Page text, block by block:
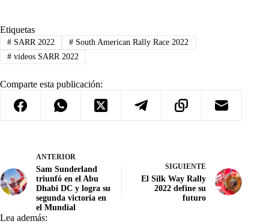
Etiquetas
#SARR 2022 #South American Rally Race 2022
#videos SARR 2022
Comparte esta publicación:
ANTERIOR
Sam Sunderland
triunfó en el Abu
Dhabi DC y logra su
segunda victoria en
el Mundial
SIGUIENTE
El Silk Way Rally
2022 define su
futuro
Lea además: